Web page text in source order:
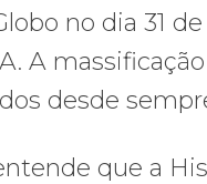
no dia 31
A
desde
que a